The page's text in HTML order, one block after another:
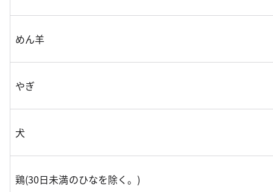
めん羊
やぎ
犬
鶏(30日未満のひなを除く。)